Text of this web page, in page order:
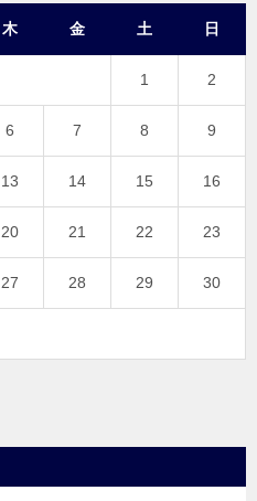
木 金 土 日
1 2
6 7 8 9
13 14 15 16
20 21 22 23
27 28 29 30